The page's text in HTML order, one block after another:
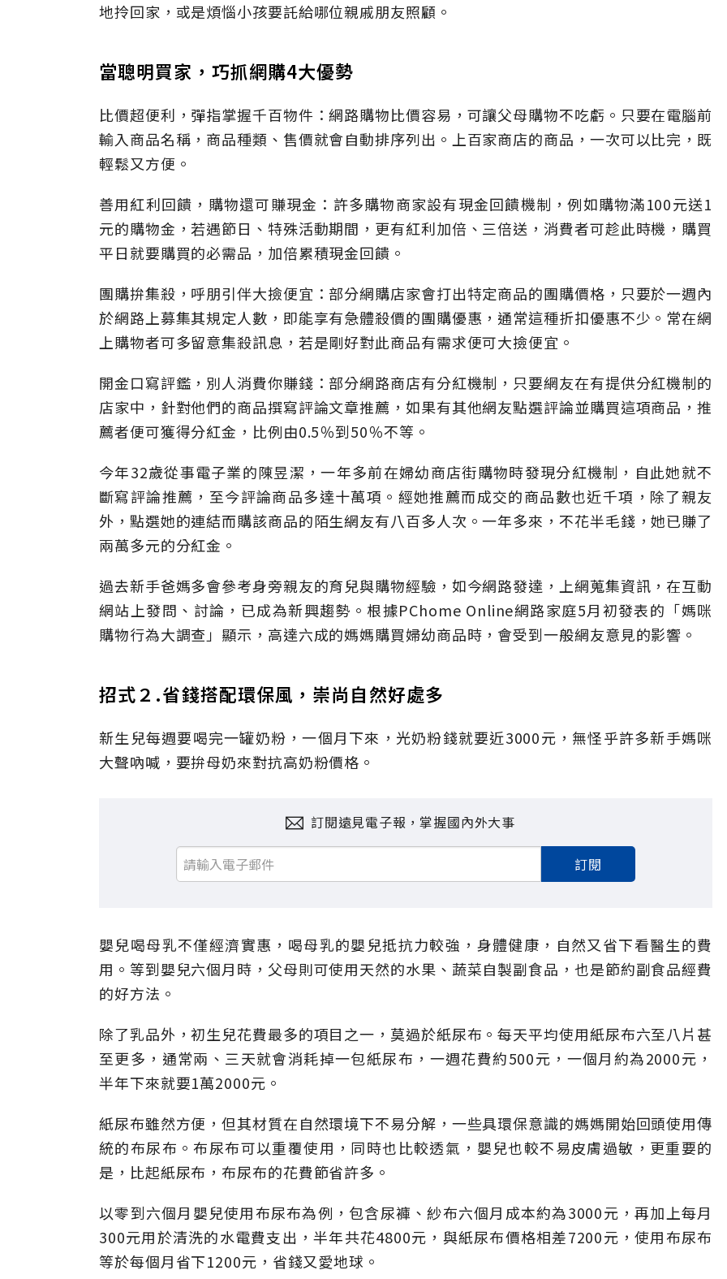
地拎回家，或是煩惱小孩要託給哪位親戚朋友照顧。
當聰明買家，巧抓網購4大優勢
比價超便利，彈指掌握千百物件：網路購物比價容易，可讓父母購物不吃虧。只要在電腦前
輸入商品名稱，商品種類、售價就會自動排序列出。上百家商店的商品，一次可以比完，既
輕鬆又方便。
善用紅利回饋，購物還可賺現金：許多購物商家設有現金回饋機制，例如購物滿100元送1
元的購物金，若遇節日、特殊活動期間，更有紅利加倍、三倍送，消費者可趁此時機，購買
平日就要購買的必需品，加倍累積現金回饋。
團購拚集殺，呼朋引伴大撿便宜：部分網購店家會打出特定商品的團購價格，只要於一週內
於網路上募集其規定人數，即能享有急體殺價的團購優惠，通常這種折扣優惠不少。常在網
上購物者可多留意集殺訊息，若是剛好對此商品有需求便可大撿便宜。
開金口寫評鑑，別人消費你賺錢：部分網路商店有分紅機制，只要網友在有提供分紅機制的
店家中，針對他們的商品撰寫評論文章推薦，如果有其他網友點選評論並購買這項商品，推
薦者便可獲得分紅金，比例由0.5％到50％不等。
今年32歲從事電子業的陳昱潔，一年多前在婦幼商店街購物時發現分紅機制，自此她就不
斷寫評論推薦，至今評論商品多達十萬項。經她推薦而成交的商品數也近千項，除了親友
外，點選她的連結而購該商品的陌生網友有八百多人次。一年多來，不花半毛錢，她已賺了
兩萬多元的分紅金。
過去新手爸媽多會參考身旁親友的育兒與購物經驗，如今網路發達，上網蒐集資訊，在互動
網站上發問、討論，已成為新興趨勢。根據PChome Online網路家庭5月初發表的「媽咪
購物行為大調查」顯示，高達六成的媽媽購買婦幼商品時，會受到一般網友意見的影響。
招式２.省錢搭配環保風，崇尚自然好處多
新生兒每週要喝完一罐奶粉，一個月下來，光奶粉錢就要近3000元，無怪乎許多新手媽咪
大聲吶喊，要拚母奶來對抗高奶粉價格。
訂閱遠見電子報，掌握國內外大事
訂閱
嬰兒喝母乳不僅經濟實惠，喝母乳的嬰兒抵抗力較強，身體健康，自然又省下看醫生的費
用。等到嬰兒六個月時，父母則可使用天然的水果、蔬菜自製副食品，也是節約副食品經費
的好方法。
除了乳品外，初生兒花費最多的項目之一，莫過於紙尿布。每天平均使用紙尿布六至八片甚
至更多，通常兩、三天就會消耗掉一包紙尿布，一週花費約500元，一個月約為2000元，
半年下來就要1萬2000元。
紙尿布雖然方便，但其材質在自然環境下不易分解，一些具環保意識的媽媽開始回頭使用傳
統的布尿布。布尿布可以重覆使用，同時也比較透氣，嬰兒也較不易皮膚過敏，更重要的
是，比起紙尿布，布尿布的花費節省許多。
以零到六個月嬰兒使用布尿布為例，包含尿褲、紗布六個月成本約為3000元，再加上每月
300元用於清洗的水電費支出，半年共花4800元，與紙尿布價格相差7200元，使用布尿布
等於每個月省下1200元，省錢又愛地球。